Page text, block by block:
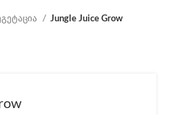
Jungle Juice Grow